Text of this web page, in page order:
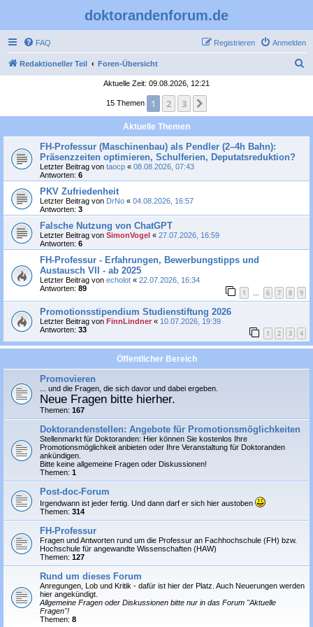
doktorandenforum.de
FAQ Anmelden
Registrieren
Redaktioneller Teil Foren-Übersicht
Aktuelle Zeit: 09.08.2026, 12:21
15 Themen 1 2 3
Aktuelle Themen
FH-Professur (Maschinenbau) als Pendler (2–4h Bahn):
Präsenzzeiten optimieren, Schulferien, Deputatsreduktion?
Letzter Beitrag von taocp « 08.08.2026, 07:43
Antworten: 6
PKV Zufriedenheit
Letzter Beitrag von DrNo « 04.08.2026, 16:57
Antworten: 3
Falsche Nutzung von ChatGPT
Letzter Beitrag von SimonVogel « 27.07.2026, 16:59
Antworten: 6
FH-Professur - Erfahrungen, Bewerbungstipps und
Austausch VII - ab 2025
Letzter Beitrag von echolot « 22.07.2026, 16:34
Antworten: 89 1 … 6 7 8 9
Promotionsstipendium Studienstiftung 2026
Letzter Beitrag von FinnLindner « 10.07.2026, 19:39
Antworten: 33 1 2 3 4
Öffentlicher Bereich
Promovieren
... und die Fragen, die sich davor und dabei ergeben.
Neue Fragen bitte hierher.
Themen: 167
Doktorandenstellen: Angebote für Promotionsmöglichkeiten
Stellenmarkt für Doktoranden: Hier können Sie kostenlos Ihre
Promotionsmöglichkeit anbieten oder Ihre Veranstaltung für Doktoranden
ankündigen.
Bitte keine allgemeine Fragen oder Diskussionen!
Themen: 1
Post-doc-Forum
Irgendwann ist jeder fertig. Und dann darf er sich hier austoben
Themen: 314
FH-Professur
Fragen und Antworten rund um die Professur an Fachhochschule (FH) bzw.
Hochschule für angewandte Wissenschaften (HAW)
Themen: 127
Rund um dieses Forum
Anregungen, Lob und Kritik - dafür ist hier der Platz. Auch Neuerungen werden
hier angekündigt.
Allgemeine Fragen oder Diskussionen bitte nur in das Forum "Aktuelle
Fragen"!
Themen: 8